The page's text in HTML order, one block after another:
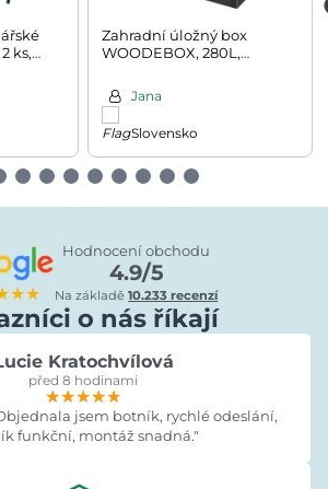
ks,
Zahradní úložný box
WOODEBOX, 280L,
Jana
Slovensko
Hodnocení obchodu
4.9/5
Na základě10.233 recenzí
o nás říkají
Kratochvílová
před 8 hodinami
★★★★★
★★★★★
★★★★★
jsem botník, rychlé odeslání,
funkční, montáž snadná."